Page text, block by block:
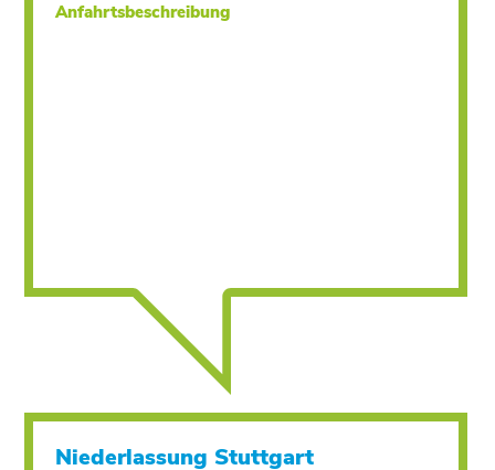
Anfahrtsbeschreibung
Niederlassung Stuttgart